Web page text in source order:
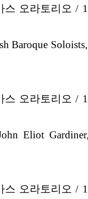
스 오라토리오 /
Baroque
스 오라토리오 /
Eliot
스 오라토리오 /